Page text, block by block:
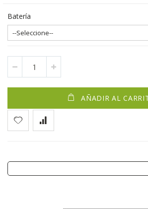
Batería
AÑADIR AL